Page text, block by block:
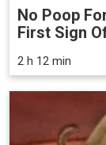
No Poop
First Sign
2 h 12 min